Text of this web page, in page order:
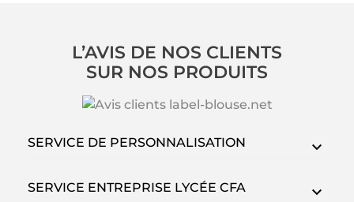
L’AVIS DE NOS CLIENTS
SUR NOS PRODUITS
SERVICE DE PERSONNALISATION
SERVICE ENTREPRISE LYCÉE CFA